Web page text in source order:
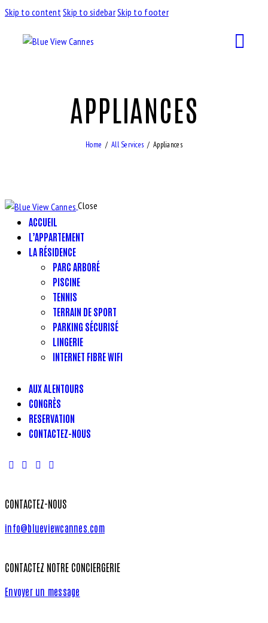
Skip to contentSkip to sidebarSkip to footer
APPLIANCES
Home All Services Appliances
Close
ACCUEIL
L’APPARTEMENT
LA RÉSIDENCE
PARC ARBORÉ
PISCINE
TENNIS
TERRAIN DE SPORT
PARKING SÉCURISÉ
LINGERIE
INTERNET FIBRE WIFI
AUX ALENTOURS
CONGRÈS
RESERVATION
CONTACTEZ-NOUS
CONTACTEZ-NOUS
info@blueviewcannes.com
CONTACTEZ NOTRE CONCIERGERIE
Envoyer un message